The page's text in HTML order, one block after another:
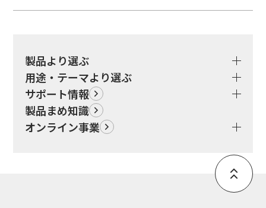
製品より選ぶ
用途・テーマより選ぶ
サポート情報
製品まめ知識
オンライン事業